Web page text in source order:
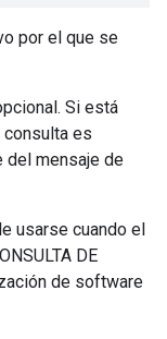
por el que se
Si está
es
del mensaje de
usarse cuando el
DE
de software